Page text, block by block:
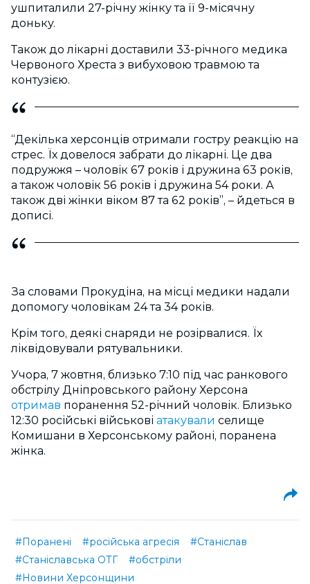
ушпиталили 27-річну жінку та її 9-місячну
доньку.
Також до лікарні доставили 33-річного медика
Червоного Хреста з вибуховою травмою та
контузією.
“Декілька херсонців отримали гостру реакцію на
стрес. Їх довелося забрати до лікарні. Це два
подружжя – чоловік 67 років і дружина 63 років,
а також чоловік 56 років і дружина 54 роки. А
також дві жінки віком 87 та 62 років”, – йдеться в
дописі.
За словами Прокудіна, на місці медики надали
допомогу чоловікам 24 та 34 років.
Крім того, деякі снаряди не розірвалися. Їх
ліквідовували рятувальники.
Учора, 7 жовтня, близько 7:10 під час ранкового
обстрілу Дніпровського району Херсона
отримав поранення 52-річний чоловік. Близько
12:30 російські військові атакували селище
Комишани в Херсонському районі, поранена
жінка.
#Поранені #російська агресія
#Станіслав
#Станіславська ОТГ
#обстріли
#Новини Херсонщини